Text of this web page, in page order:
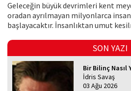
Geleceğin büyük devrimleri kent
oradan ayrılmayan milyonlarca
başlayacaktır. İnsanlıktan umut
SON YAZI
Bir Bilinç Nasıl
İdris Savaş
03 Ağu 2026